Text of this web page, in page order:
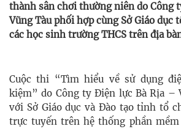
thành sân chơi thường niên do Công
Vũng Tàu phối hợp cùng Sở Giáo dục
các học sinh trường THCS trên địa
Cuộc thi “Tìm hiểu về sử dụng
kiệm” do Công ty Điện lực Bà Rịa –
với Sở Giáo dục và Đào tạo tỉnh tổ
trực tuyếntrên hệ thống phần